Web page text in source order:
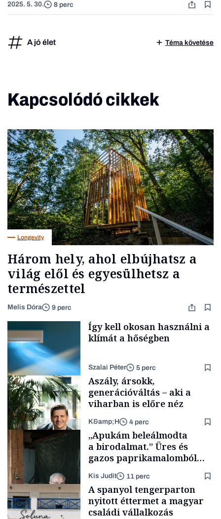
2025. 5. 30. 8 perc
A jó élet Téma követése
Kapcsolódó cikkek
Longevity
Három hely, ahol elbújhatsz a
világ elől és egyesülhetsz a
természettel
Melis Dóra 9 perc
Tech
Így kell okosan használni a
klímát a hőségben
Szalai Péter 5 perc
TÁMOGATÓI
Aszály, ársokk,
generációváltás – aki a
viharban is előre néz
K&amp;H 4 perc
„Apukám beleálmodta
a birodalmat.” Üres és
gazos paprikamalomból
lett az igazi családi
fűszersztori
Kis Judit 11 perc
A spanyol tengerparton
nyitott éttermet a magyar
családi vállalkozás